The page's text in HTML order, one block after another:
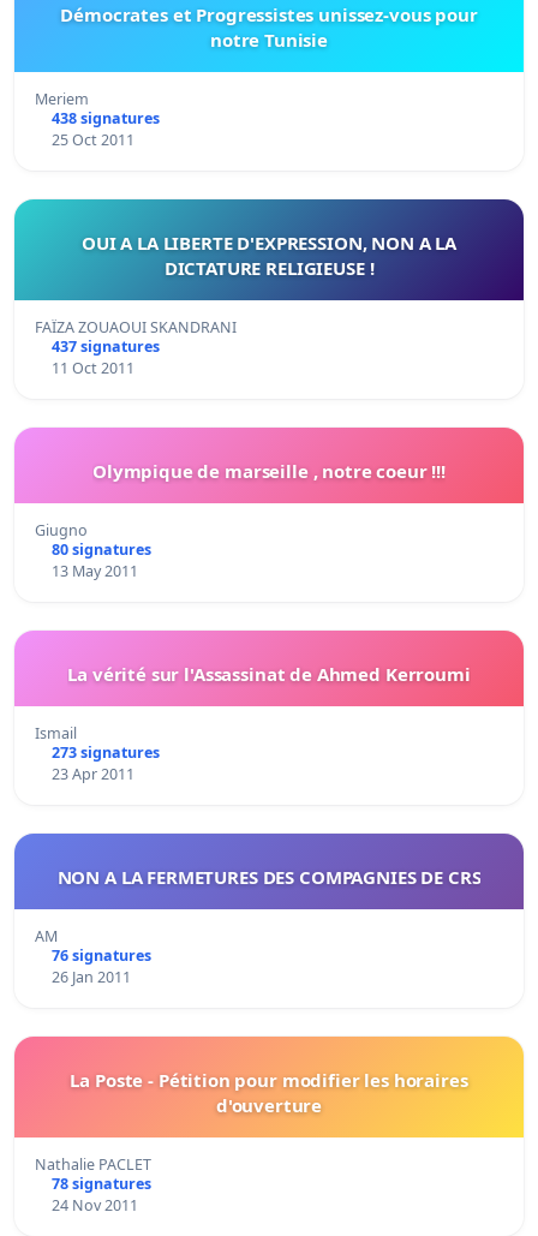
Démocrates et Progressistes unissez-vous pour
notre Tunisie
Meriem
438 signatures
25 Oct 2011
OUI A LA LIBERTE D'EXPRESSION, NON A LA
DICTATURE RELIGIEUSE !
FAÏZA ZOUAOUI SKANDRANI
437 signatures
11 Oct 2011
Olympique de marseille , notre coeur !!!
Giugno
80 signatures
13 May 2011
La vérité sur l'Assassinat de Ahmed Kerroumi
Ismail
273 signatures
23 Apr 2011
NON A LA FERMETURES DES COMPAGNIES DE CRS
AM
76 signatures
26 Jan 2011
La Poste - Pétition pour modifier les horaires
d'ouverture
Nathalie PACLET
78 signatures
24 Nov 2011